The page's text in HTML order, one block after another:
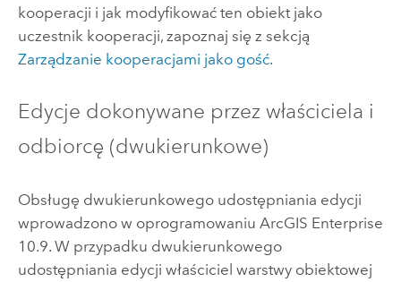
kooperacji i jak modyfikować ten obiekt jako
uczestnik kooperacji, zapoznaj się z sekcją
Zarządzanie kooperacjami jako gość.
Edycje dokonywane przez właściciela i
odbiorcę (dwukierunkowe)
Obsługę dwukierunkowego udostępniania edycji
wprowadzono w oprogramowaniu ArcGIS Enterprise
10.9. W przypadku dwukierunkowego
udostępniania edycji właściciel warstwy obiektowej